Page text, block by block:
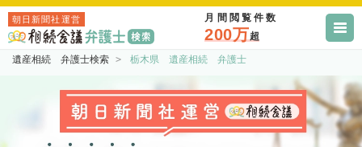
朝日新聞社運営 月間閲覧件数
200万超
遺産相続 弁護士検索 栃木県 遺産相続 弁護士